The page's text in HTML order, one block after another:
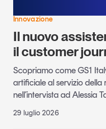
Innovazione
Il nuovo
il customer
Scopriamo come GS1
artificiale al servizio della
nell’intervista ad Alessia
29 luglio 2026